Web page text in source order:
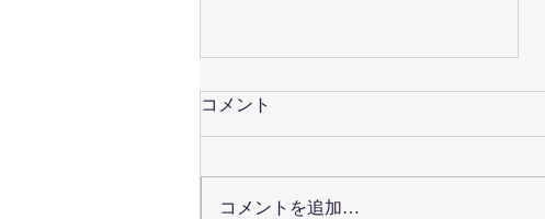
コメント
コメントを追加…